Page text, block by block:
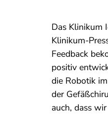
Das Klinikum
Klinikum-
Feedback
positiv
die Robotik
der
auch, dass